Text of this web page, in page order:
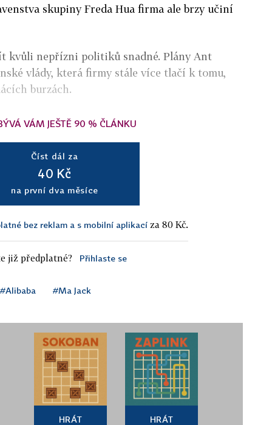
skupiny Freda Hua firma ale brzy učiní
kvůli nepřízni politiků snadné. Plány Ant
vlády, která firmy stále více tlačí k tomu,
burzách.
VÁM JEŠTĚ 90 % ČLÁNKU
Číst dál za
40 Kč
na první dva měsíce
bez reklam a s mobilní aplikací za 80 Kč.
již předplatné? Přihlaste se
#Alibaba #Ma Jack
HRÁT HRÁT